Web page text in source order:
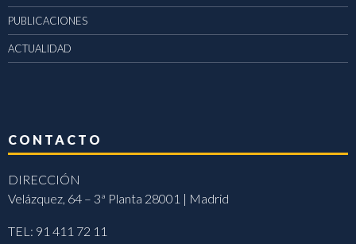
PUBLICACIONES
ACTUALIDAD
CONTACTO
DIRECCIÓN
Velázquez, 64 – 3ª Planta 28001 | Madrid
TEL: 91 411 72 11